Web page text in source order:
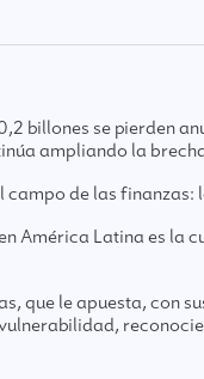
billones se pierden
ampliando la
de las
América Latina es la
que le apuesta, con